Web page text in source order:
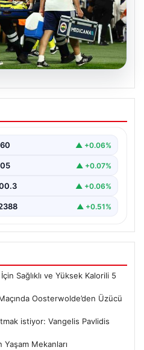
Graz Maçında
Haber!
evinde ağırladı.▲ +0.06%
▲ +0.07%
▲ +0.06%
▲ +0.51%
Sağlıklı ve Yüksek Kalorili 5
Oosterwolde’den Üzücü
istiyor: Vangelis Pavlidis
Mekanları